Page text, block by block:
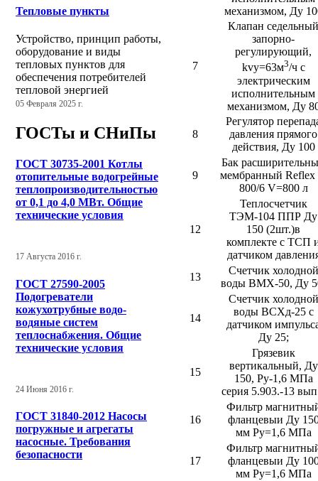
Тепловые пункты
Устройство, принцип работы,
оборудование и виды
тепловых пунктов для
обеспечения потребителей
тепловой энергией
05 Февраля 2025 г.
ГОСТы и СНиПы
ГОСТ 30735-2001 Котлы
отопительные водогрейные
теплопроизводительностью
от 0,1 до 4,0 МВт. Общие
технические условия
17 Августа 2016 г.
ГОСТ 27590-2005
Подогреватели
кожухотрубные водо-
водяные систем
теплоснабжения. Общие
технические условия
24 Июня 2016 г.
ГОСТ 31840-2012 Насосы
погружные и агрегаты
насосные. Требования
безопасности
механизмом, Ду
7
Клапан седельный
запорно-
регулирующий,
kvy=63м3/ч с
электрическим
исполнительным
механизмом, Ду
8
Регулятор
давления прямого
действия, Ду 100
9
Бак
мембранный Reflex
800/6 V=800 л
12
Теплосчетчик
ТЭМ-104 ППР Ду
150 (2шт.)в
комплекте с TCП
датчиком
13
Счетчик холодной
воды ВМХ-50, Ду
14
Счетчик холодной
воды ВСХд-25 с
датчиком
Ду 25;
15
Грязевик
вертикальный, Ду
150, Ру-1,6 МПа
серия 5.903.-13
16
Фильтр
фланцевыи Ду
мм Ру=1,6 МПа
17
Фильтр
фланцевыи Ду
мм Ру=1,6 МПа